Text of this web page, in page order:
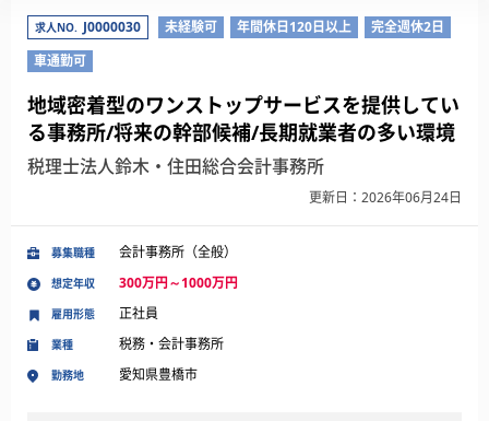
求人NO. J0000030 未経験可 年間休日120日以上
完全週休2日
車通勤可
地域密着型のワンストップサービスを提供してい
る事務所/将来の幹部候補/長期就業者の多い環境
税理士法人鈴木・住田総合会計事務所
更新日：2026年06月24日
募集職種 会計事務所（全般）
想定年収 300万円～1000万円
業種 税務・会計事務所
勤務地 愛知県豊橋市
雇用形態 正社員